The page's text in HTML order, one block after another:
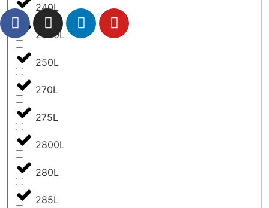
240L
2500L
250L
270L
275L
2800L
280L
285L